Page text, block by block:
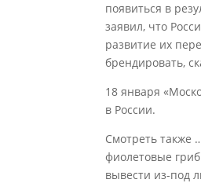
появиться в
заявил, что
развитие их
брендировать,
18 января
в России.
Смотреть также
фиолетовые
вывести из-под